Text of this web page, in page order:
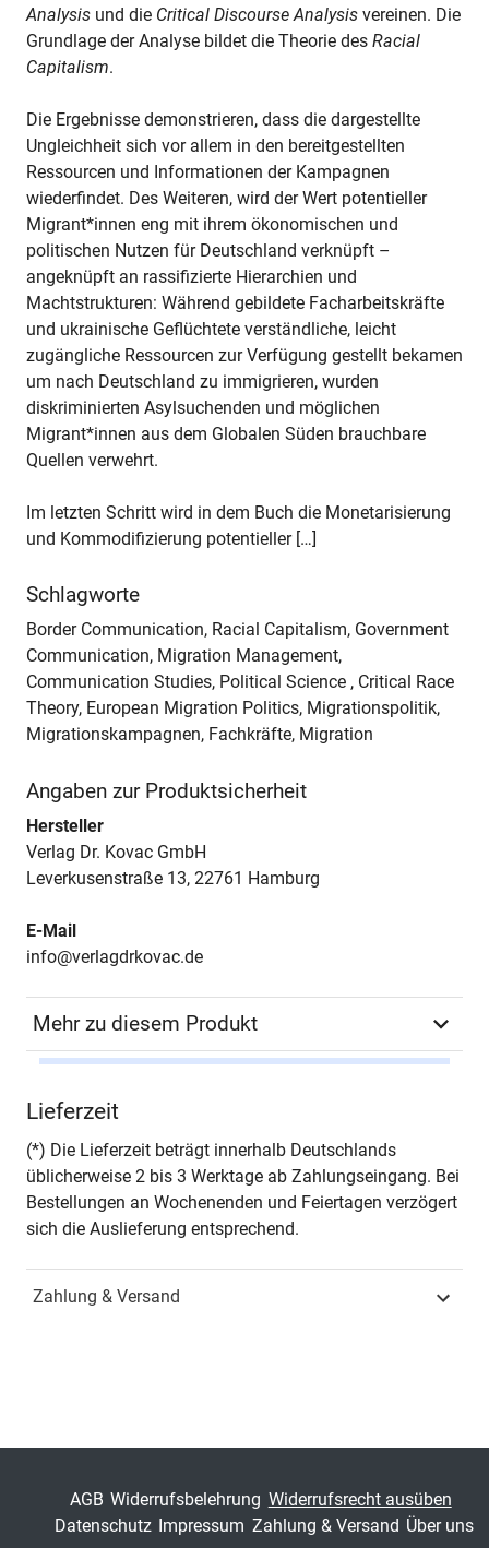
Analysis und die Critical Discourse Analysis vereinen. Die
Grundlage der Analyse bildet die Theorie des Racial
Capitalism.
Die Ergebnisse demonstrieren, dass die dargestellte
Ungleichheit sich vor allem in den bereitgestellten
Ressourcen und Informationen der Kampagnen
wiederfindet. Des Weiteren, wird der Wert potentieller
Migrant*innen eng mit ihrem ökonomischen und
politischen Nutzen für Deutschland verknüpft –
angeknüpft an rassifizierte Hierarchien und
Machtstrukturen: Während gebildete Facharbeitskräfte
und ukrainische Geflüchtete verständliche, leicht
zugängliche Ressourcen zur Verfügung gestellt bekamen
um nach Deutschland zu immigrieren, wurden
diskriminierten Asylsuchenden und möglichen
Migrant*innen aus dem Globalen Süden brauchbare
Quellen verwehrt.
Im letzten Schritt wird in dem Buch die Monetarisierung
und Kommodifizierung potentieller […]
Schlagworte
Border Communication, Racial Capitalism, Government
Communication, Migration Management,
Communication Studies, Political Science , Critical Race
Theory, European Migration Politics, Migrationspolitik,
Migrationskampagnen, Fachkräfte, Migration
Angaben zur Produktsicherheit
Hersteller
Verlag Dr. Kovac GmbH
Leverkusenstraße 13, 22761 Hamburg
E-Mail
info@verlagdrkovac.de
Mehr zu diesem Produkt
Lieferzeit
(*) Die Lieferzeit beträgt innerhalb Deutschlands
üblicherweise 2 bis 3 Werktage ab Zahlungseingang. Bei
Bestellungen an Wochenenden und Feiertagen verzögert
sich die Auslieferung entsprechend.
Zahlung & Versand
AGB Widerrufsbelehrung Widerrufsrecht ausüben
Datenschutz Impressum Zahlung & Versand Über uns